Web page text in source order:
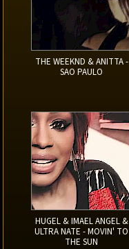
THE WEEKND & ANITTA -
SAO PAULO
HUGEL & IMAEL ANGEL &
ULTRA NATE - MOVIN' TO
THE SUN